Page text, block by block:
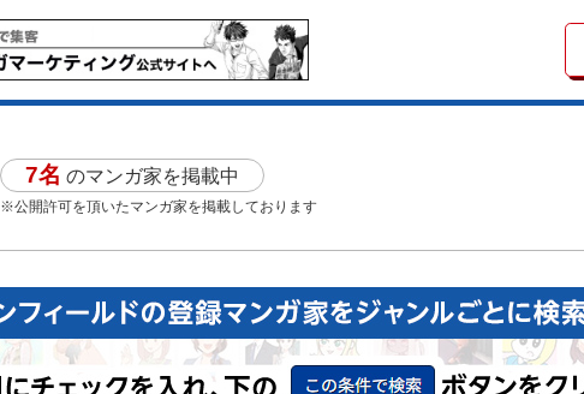
7名 のマンガ家を掲載中
※公開許可を頂いたマンガ家を掲載しております